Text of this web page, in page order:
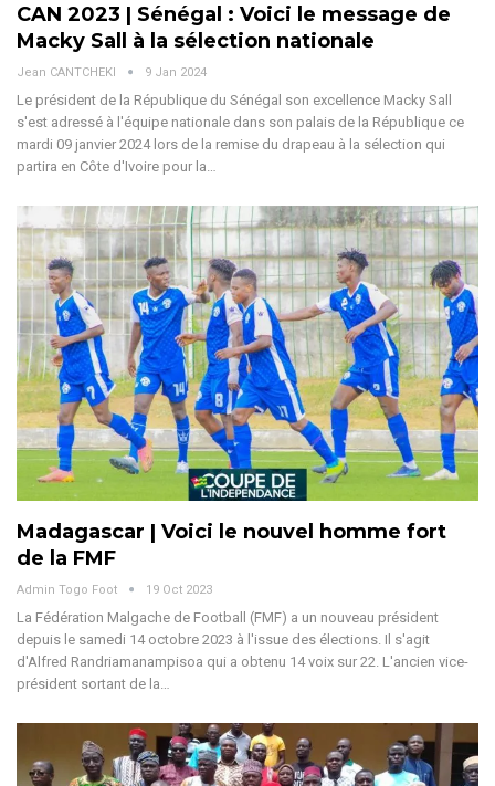
CAN 2023 | Sénégal : Voici le message de
Macky Sall à la sélection nationale
Jean CANTCHEKI 9 Jan 2024
Le président de la République du Sénégal son excellence Macky Sall
s'est adressé à l'équipe nationale dans son palais de la République ce
mardi 09 janvier 2024 lors de la remise du drapeau à la sélection qui
partira en Côte d'Ivoire pour la…
Madagascar | Voici le nouvel homme fort
de la FMF
Admin Togo Foot 19 Oct 2023
La Fédération Malgache de Football (FMF) a un nouveau président
depuis le samedi 14 octobre 2023 à l'issue des élections. Il s'agit
d'Alfred Randriamanampisoa qui a obtenu 14 voix sur 22. L'ancien vice-
président sortant de la…